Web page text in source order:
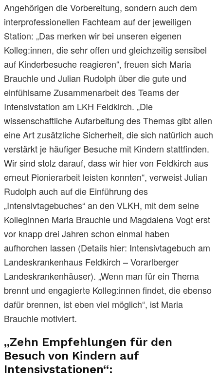
Angehörigen die Vorbereitung, sondern auch dem
interprofessionellen Fachteam auf der jeweiligen
Station: „Das merken wir bei unseren eigenen
Kolleg:innen, die sehr offen und gleichzeitig sensibel
auf Kinderbesuche reagieren“, freuen sich Maria
Brauchle und Julian Rudolph über die gute und
einfühlsame Zusammenarbeit des Teams der
Intensivstation am LKH Feldkirch. „Die
wissenschaftliche Aufarbeitung des Themas gibt allen
eine Art zusätzliche Sicherheit, die sich natürlich auch
verstärkt je häufiger Besuche mit Kindern stattfinden.
Wir sind stolz darauf, dass wir hier von Feldkirch aus
erneut Pionierarbeit leisten konnten“, verweist Julian
Rudolph auch auf die Einführung des
„Intensivtagebuches“ an den VLKH, mit dem seine
Kolleginnen Maria Brauchle und Magdalena Vogt erst
vor knapp drei Jahren schon einmal haben
aufhorchen lassen (Details hier: Intensivtagebuch am
Landeskrankenhaus Feldkirch – Vorarlberger
Landeskrankenhäuser). „Wenn man für ein Thema
brennt und engagierte Kolleg:innen findet, die ebenso
dafür brennen, ist eben viel möglich“, ist Maria
Brauchle motiviert.
„Zehn Empfehlungen für den
Besuch von Kindern auf
Intensivstationen“: